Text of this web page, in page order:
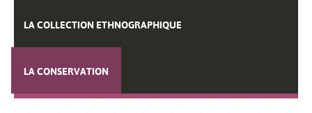
LA COLLECTION ETHNOGRAPHIQUE
LA CONSERVATION